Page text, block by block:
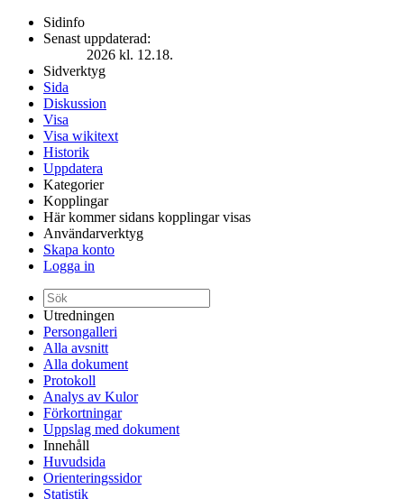
Sidinfo
Senast uppdaterad:
2026 kl. 12.18.
Sidverktyg
Sida
Diskussion
Visa
Visa wikitext
Historik
Uppdatera
Kategorier
Kopplingar
Här kommer sidans kopplingar visas
Användarverktyg
Skapa konto
Logga in
Utredningen
Persongalleri
Alla avsnitt
Alla dokument
Protokoll
Analys av Kulor
Förkortningar
Uppslag med dokument
Innehåll
Huvudsida
Orienteringssidor
Statistik